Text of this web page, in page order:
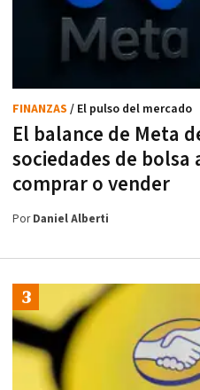
El balance de Meta
sociedades de bolsa
comprar o vender
FINANZAS / El pulso del mercado
PorDaniel Alberti